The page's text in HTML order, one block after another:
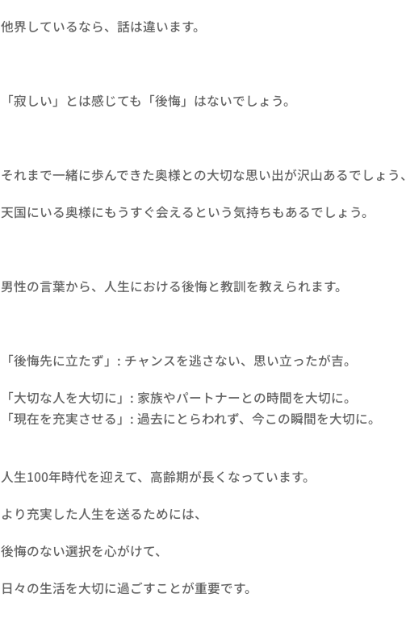
他界しているなら、話は違います。
「寂しい」とは感じても「後悔」はないでしょう。
それまで一緒に歩んできた奥様との大切な思い出が沢山あるでしょう、
天国にいる奥様にもうすぐ会えるという気持ちもあるでしょう。
男性の言葉から、人生における後悔と教訓を教えられます。
「後悔先に立たず」: チャンスを逃さない、思い立ったが吉。
「大切な人を大切に」: 家族やパートナーとの時間を大切に。
「現在を充実させる」: 過去にとらわれず、今この瞬間を大切に。
人生100年時代を迎えて、高齢期が長くなっています。
より充実した人生を送るためには、
後悔のない選択を心がけて、
日々の生活を大切に過ごすことが重要です。